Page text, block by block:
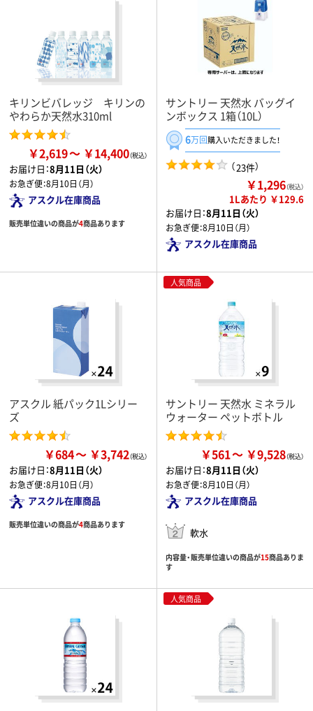
キリンビバレッジ キリンの
やわらか天然水310ml
￥2,619 ￥14,400
お届け日：8月11日（火）
お急ぎ便：8月10日（月）
アスクル在庫商品
販売単位違いの商品が4商品あります
サントリー 天然水 バッグイ
ンボックス 1箱（10L）
6万回購入いただきました！
（23件）
￥1,296（税込）
1Lあたり ￥129.6
お届け日：8月11日（火）
お急ぎ便：8月10日（月）
アスクル在庫商品
アスクル 紙パック1Lシリー
ズ
￥684 ￥3,742
お届け日：8月11日（火）
お急ぎ便：8月10日（月）
アスクル在庫商品
販売単位違いの商品が4商品あります
人気商品
サントリー 天然水 ミネラル
ウォーター ペットボトル
￥561 ￥9,528
お届け日：8月11日（火）
お急ぎ便：8月10日（月）
アスクル在庫商品
軟水
内容量・販売単位違いの商品が15商品ありま
す
人気商品